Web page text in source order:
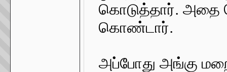
கொடுத்தார். அதை
கொண்டார்.
அப்போது அங்கு